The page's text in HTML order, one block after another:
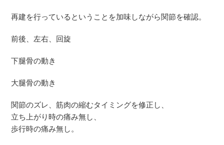
再建を行っているということを加味しながら関節を確認。
前後、左右、回旋
下腿骨の動き
大腿骨の動き
関節のズレ、筋肉の縮むタイミングを修正し、
立ち上がり時の痛み無し、
歩行時の痛み無し。